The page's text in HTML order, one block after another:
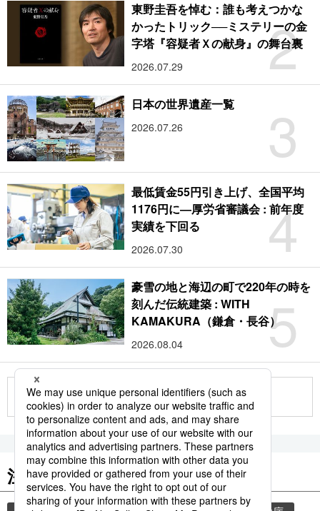
2
東野圭吾を悼む：誰も考えつかな
かったトリック──ミステリーの金
字塔『容疑者Ｘの献身』の舞台裏
2026.07.29
3
日本の世界遺産一覧
2026.07.26
4
最低賃金55円引き上げ、全国平均
1176円に―厚労省審議会 : 前年度
実績を下回る
2026.07.30
5
豪雪の地と海辺の町で220年の時を
刻んだ伝統建築 : WITH
KAMAKURA（鎌倉・長谷）
2026.08.04
もっと見る
注目のキーワード